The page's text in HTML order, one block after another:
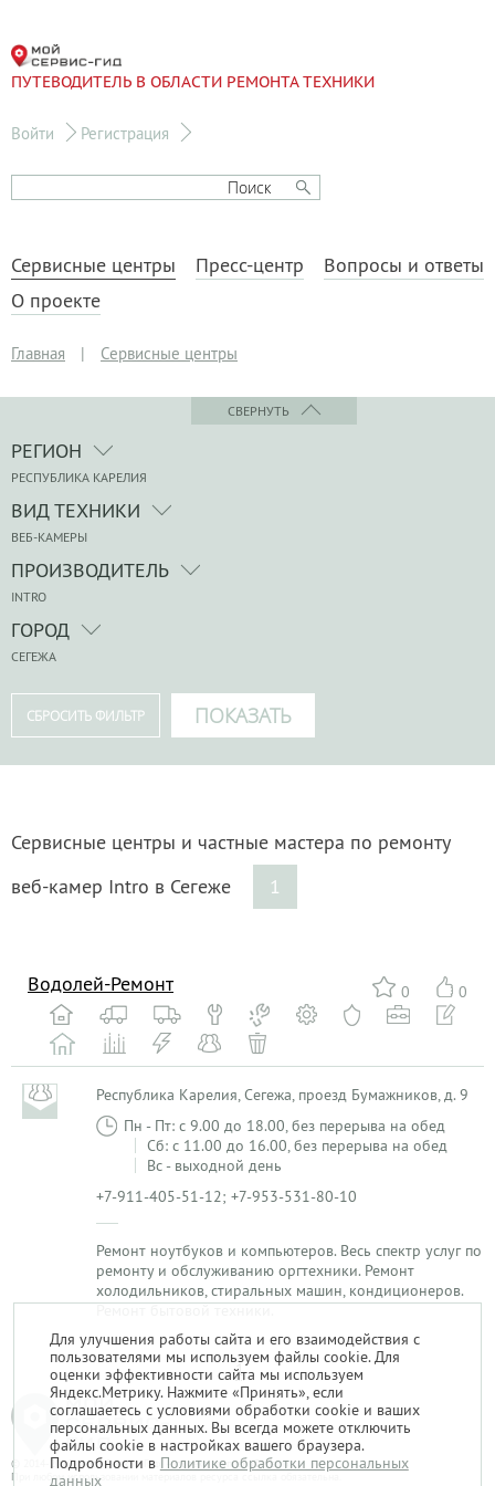
ПУТЕВОДИТЕЛЬ В ОБЛАСТИ РЕМОНТА ТЕХНИКИ
Войти Регистрация
Сервисные центры Пресс-центр
Вопросы и ответы
О проекте
Главная | Сервисные центры
СВЕРНУТЬ
РЕГИОН
РЕСПУБЛИКА КАРЕЛИЯ
ВИД ТЕХНИКИ
ВЕБ-КАМЕРЫ
ПРОИЗВОДИТЕЛЬ
INTRO
ГОРОД
СЕГЕЖА
Сервисные центры и частные мастера по ремонту
веб-камер Intro в Сегеже
1
0 0
Водолей-Ремонт
Республика Карелия, Сегежа, проезд Бумажников, д. 9
Пн - Пт: с 9.00 до 18.00, без перерыва на обед
Сб: с 11.00 до 16.00, без перерыва на обед
Вс - выходной день
+7-911-405-51-12; +7-953-531-80-10
Ремонт ноутбуков и компьютеров. Весь спектр услуг по
ремонту и обслуживанию оргтехники. Ремонт
холодильников, стиральных машин, кондиционеров.
Ремонт бытовой техники.
1
© 2014-2026. «Мой Сервис-Гид» – проект группы «Текарт».
При любом использовании материалов ресурса ссылка обязательна.
Для улучшения работы сайта и его взаимодействия с
пользователями мы используем файлы cookie. Для
оценки эффективности сайта мы используем
Яндекс.Метрику. Нажмите «Принять», если
соглашаетесь с условиями обработки cookie и ваших
персональных данных. Вы всегда можете отключить
файлы cookie в настройках вашего браузера.
Подробности в Политике обработки персональных
данных